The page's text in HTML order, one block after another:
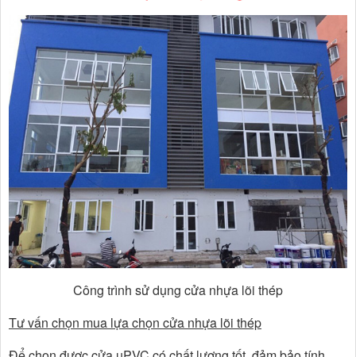
Công trình sử dụng cửa nhựa lõi thép
Tư vấn chọn mua lựa chọn cửa nhựa lõi thép